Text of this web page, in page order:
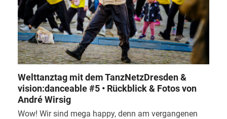
Welttanztag mit dem TanzNetzDresden &
vision:danceable #5 • Rückblick & Fotos von
André Wirsig
Wow! Wir sind mega happy, denn am vergangenen